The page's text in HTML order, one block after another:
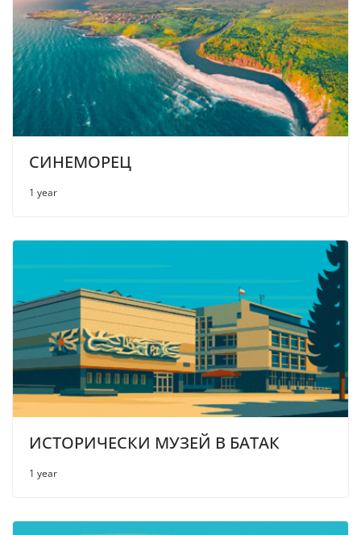
СИНЕМОРЕЦ
1 year
ИСТОРИЧЕСКИ МУЗЕЙ В БАТАК
1 year